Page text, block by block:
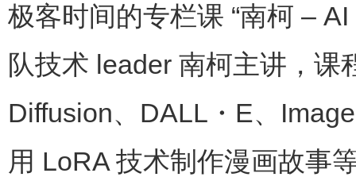
极客时间的专栏课 “南柯 –
队技术 leader 南柯主讲，
Diffusion、DALL・E、
用 LoRA 技术制作漫画故事